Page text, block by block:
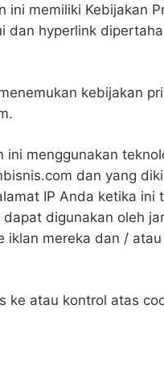
ini memiliki Kebijakan
hyperlink
kebijakan
menggunakan
dan yang
IP Anda ketika ini
digunakan oleh
mereka dan /
atau kontrol atas